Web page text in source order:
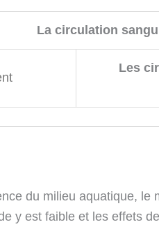
La circulation
Les
du milieu aquatique, le
y est faible et les effets